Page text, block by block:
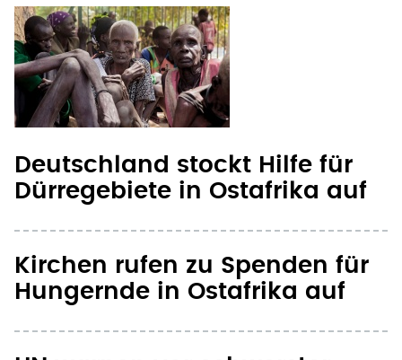
Deutschland stockt Hilfe für
Dürregebiete in Ostafrika auf
Kirchen rufen zu Spenden für
Hungernde in Ostafrika auf